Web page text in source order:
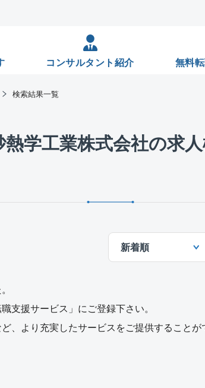
コンサルタント紹介 無料
学工業株式会社の求
新着順
支援サービス」にご登録下さい。
、より充実したサービスをご提供することが
検索結果一覧